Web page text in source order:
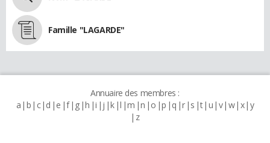
Famille "LAGARDE"
Annuaire des membres :
a b c d e f g h i j k l m n o p q r s t u v w x y
z